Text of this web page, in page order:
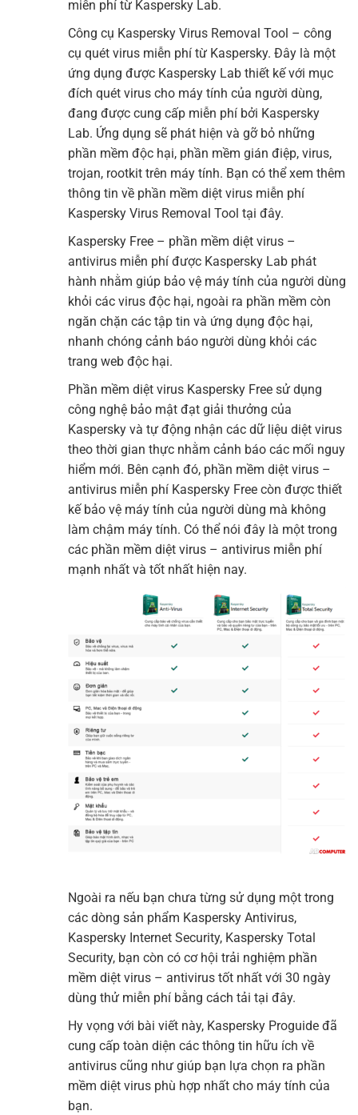
miễn phí từ Kaspersky Lab.
Công cụ Kaspersky Virus Removal Tool – công
cụ quét virus miễn phí từ Kaspersky. Đây là một
ứng dụng được Kaspersky Lab thiết kế với mục
đích quét virus cho máy tính của người dùng,
đang được cung cấp miễn phí bởi Kaspersky
Lab. Ứng dụng sẽ phát hiện và gỡ bỏ những
phần mềm độc hại, phần mềm gián điệp, virus,
trojan, rootkit trên máy tính. Bạn có thể xem thêm
thông tin về phần mềm diệt virus miễn phí
Kaspersky Virus Removal Tool tại đây.
Kaspersky Free – phần mềm diệt virus –
antivirus miễn phí được Kaspersky Lab phát
hành nhằm giúp bảo vệ máy tính của người dùng
khỏi các virus độc hại, ngoài ra phần mềm còn
ngăn chặn các tập tin và ứng dụng độc hại,
nhanh chóng cảnh báo người dùng khỏi các
trang web độc hại.
Phần mềm diệt virus Kaspersky Free sử dụng
công nghệ bảo mật đạt giải thưởng của
Kaspersky và tự động nhận các dữ liệu diệt virus
theo thời gian thực nhằm cảnh báo các mối nguy
hiểm mới. Bên cạnh đó, phần mềm diệt virus –
antivirus miễn phí Kaspersky Free còn được thiết
kế bảo vệ máy tính của người dùng mà không
làm chậm máy tính. Có thể nói đây là một trong
các phần mềm diệt virus – antivirus miễn phí
mạnh nhất và tốt nhất hiện nay.
Ngoài ra nếu bạn chưa từng sử dụng một trong
các dòng sản phẩm Kaspersky Antivirus,
Kaspersky Internet Security, Kaspersky Total
Security, bạn còn có cơ hội trải nghiệm phần
mềm diệt virus – antivirus tốt nhất với 30 ngày
dùng thử miễn phí bằng cách tải tại đây.
Hy vọng với bài viết này, Kaspersky Proguide đã
cung cấp toàn diện các thông tin hữu ích về
antivirus cũng như giúp bạn lựa chọn ra phần
mềm diệt virus phù hợp nhất cho máy tính của
bạn.